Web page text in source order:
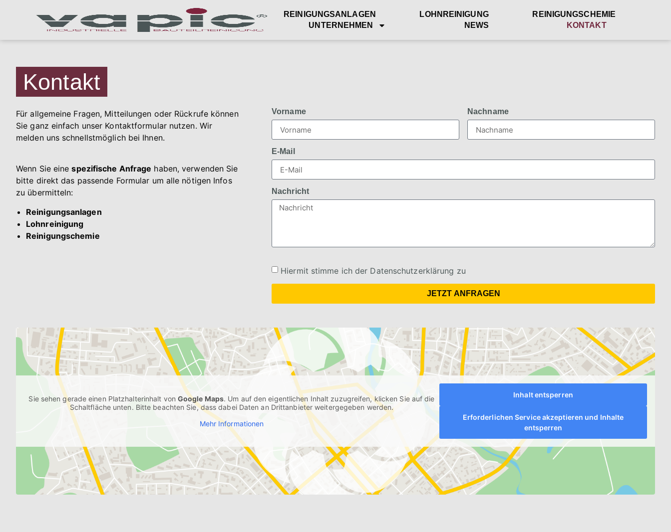
REINIGUNGSANLAGEN LOHNREINIGUNG
REINIGUNGSCHEMIE
UNTERNEHMEN
NEWS KONTAKT
Kontakt
Für allgemeine Fragen, Mitteilungen oder Rückrufe können
Sie ganz einfach unser Kontaktformular nutzen. Wir
melden uns schnellstmöglich bei Ihnen.
Wenn Sie einespezifische Anfrage haben, verwenden Sie
bitte direkt das passende Formular um alle nötigen Infos
zu übermitteln:
Reinigungsanlagen
Lohnreinigung
Reinigungschemie
Vorname Nachname
E-Mail
Nachricht
Hiermit stimme ich der Datenschutzerklärung zu
JETZT ANFRAGEN
Sie sehen gerade einen Platzhalterinhalt von Google Maps. Um auf den eigentlichen Inhalt zuzugreifen, klicken Sie auf die
Schaltfläche unten. Bitte beachten Sie, dass dabei Daten an Drittanbieter weitergegeben werden.
Mehr Informationen
Inhalt entsperren
Erforderlichen Service akzeptieren und Inhalte
entsperren